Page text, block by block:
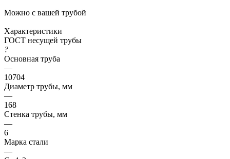
Можно с вашей трубой
Характеристики
ГОСТ несущей трубы
?
Основная труба
—
10704
Диаметр трубы, мм
—
168
Стенка трубы, мм
—
6
Марка стали
—